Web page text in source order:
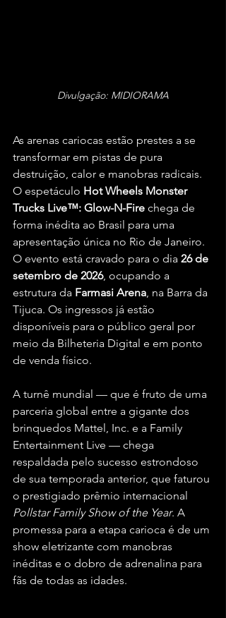
Divulgação: MIDIORAMA
As arenas cariocas estão prestes a se
transformar em pistas de pura
destruição, calor e manobras radicais.
O espetáculo Hot Wheels Monster
Trucks Live™: Glow-N-Fire chega de
forma inédita ao Brasil para uma
apresentação única no Rio de Janeiro.
O evento está cravado para o dia 26 de
setembro de 2026, ocupando a
estrutura da Farmasi Arena, na Barra da
Tijuca. Os ingressos já estão
disponíveis para o público geral por
meio da Bilheteria Digital e em ponto
de venda físico.
A turnê mundial — que é fruto de uma
parceria global entre a gigante dos
brinquedos Mattel, Inc. e a Family
Entertainment Live — chega
respaldada pelo sucesso estrondoso
de sua temporada anterior, que faturou
o prestigiado prêmio internacional
Pollstar Family Show of the Year. A
promessa para a etapa carioca é de um
show eletrizante com manobras
inéditas e o dobro de adrenalina para
fãs de todas as idades.